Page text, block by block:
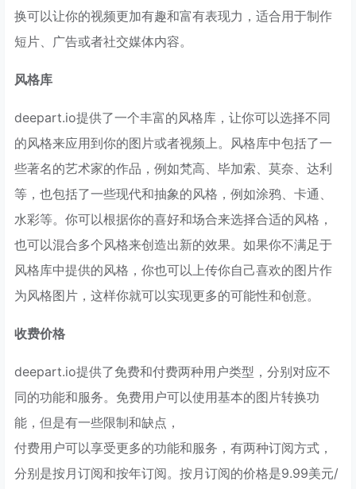
换可以让你的视频更加有趣和富有表现力，适合用于制作
短片、广告或者社交媒体内容。
风格库
deepart.io提供了一个丰富的风格库，让你可以选择不同
的风格来应用到你的图片或者视频上。风格库中包括了一
些著名的艺术家的作品，例如梵高、毕加索、莫奈、达利
等，也包括了一些现代和抽象的风格，例如涂鸦、卡通、
水彩等。你可以根据你的喜好和场合来选择合适的风格，
也可以混合多个风格来创造出新的效果。如果你不满足于
风格库中提供的风格，你也可以上传你自己喜欢的图片作
为风格图片，这样你就可以实现更多的可能性和创意。
收费价格
deepart.io提供了免费和付费两种用户类型，分别对应不
同的功能和服务。免费用户可以使用基本的图片转换功
能，但是有一些限制和缺点，
付费用户可以享受更多的功能和服务，有两种订阅方式，
分别是按月订阅和按年订阅。按月订阅的价格是9.99美元/